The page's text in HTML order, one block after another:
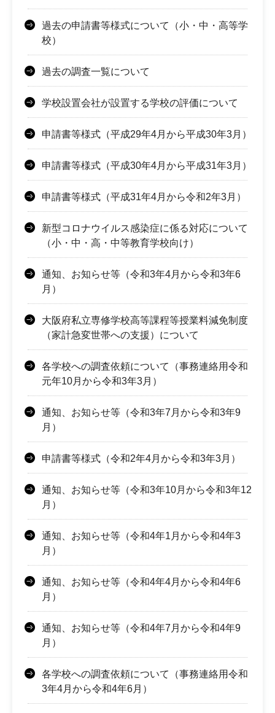
過去の申請書等様式について（小・中・高等学
校）
過去の調査一覧について
学校設置会社が設置する学校の評価について
申請書等様式（平成29年4月から平成30年3月）
申請書等様式（平成30年4月から平成31年3月）
申請書等様式（平成31年4月から令和2年3月）
新型コロナウイルス感染症に係る対応について
（小・中・高・中等教育学校向け）
通知、お知らせ等（令和3年4月から令和3年6
月）
大阪府私立専修学校高等課程等授業料減免制度
（家計急変世帯への支援）について
各学校への調査依頼について（事務連絡用令和
元年10月から令和3年3月）
通知、お知らせ等（令和3年7月から令和3年9
月）
申請書等様式（令和2年4月から令和3年3月）
通知、お知らせ等（令和3年10月から令和3年12
月）
通知、お知らせ等（令和4年1月から令和4年3
月）
通知、お知らせ等（令和4年4月から令和4年6
月）
通知、お知らせ等（令和4年7月から令和4年9
月）
各学校への調査依頼について（事務連絡用令和
3年4月から令和4年6月）